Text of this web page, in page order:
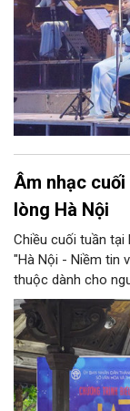
Âm nhạc cuối
lòng Hà Nội
Chiều cuối tuần tại
"Hà Nội - Niềm tin
thuộc dành cho
điệu jazz kinh điển
diễn của NSƯT
Club, mở ra một
trung tâm Thủ đô.